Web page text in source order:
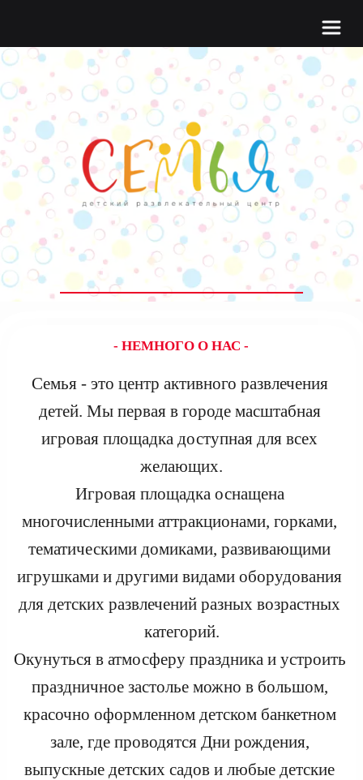
- НЕМНОГО О НАС -
Семья - это центр активного развлечения
детей. Мы первая в городе масштабная
игровая площадка доступная для всех
желающих.
Игровая площадка оснащена
многочисленными аттракционами, горками,
тематическими домиками, развивающими
игрушками и другими видами оборудования
для детских развлечений разных возрастных
категорий.
Окунуться в атмосферу праздника и устроить
праздничное застолье можно в большом,
красочно оформленном детском банкетном
зале, где проводятся Дни рождения,
выпускные детских садов и любые детские